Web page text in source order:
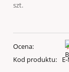
szt.
Ocena:
Kod produktu: